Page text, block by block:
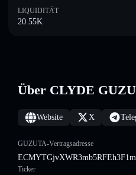
LIQUIDITÄT
20.55K
Über CLYDE
Website X
GUZUTA-Vertragsadresse
Ticker